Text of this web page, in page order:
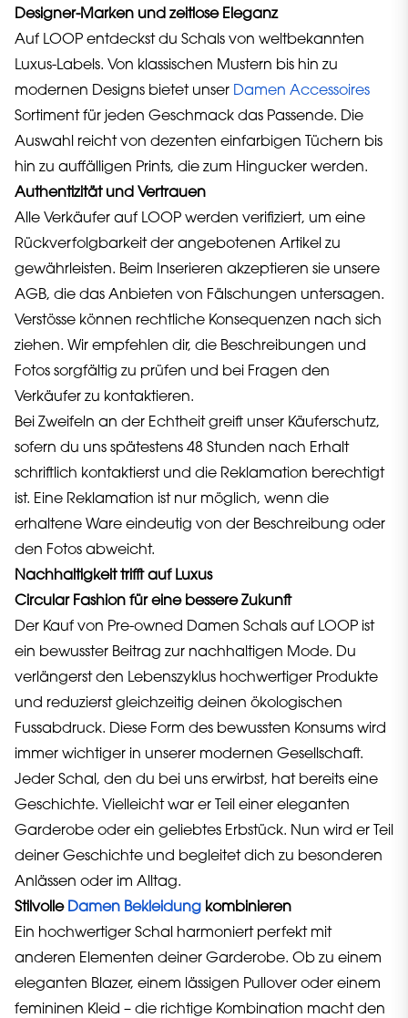
Designer-Marken und zeitlose Eleganz
Auf LOOP entdeckst du Schals von weltbekannten
Luxus-Labels. Von klassischen Mustern bis hin zu
modernen Designs bietet unser Damen Accessoires
Sortiment für jeden Geschmack das Passende. Die
Auswahl reicht von dezenten einfarbigen Tüchern bis
hin zu auffälligen Prints, die zum Hingucker werden.
Authentizität und Vertrauen
Alle Verkäufer auf LOOP werden verifiziert, um eine
Rückverfolgbarkeit der angebotenen Artikel zu
gewährleisten. Beim Inserieren akzeptieren sie unsere
AGB, die das Anbieten von Fälschungen untersagen.
Verstösse können rechtliche Konsequenzen nach sich
ziehen. Wir empfehlen dir, die Beschreibungen und
Fotos sorgfältig zu prüfen und bei Fragen den
Verkäufer zu kontaktieren.
Bei Zweifeln an der Echtheit greift unser Käuferschutz,
sofern du uns spätestens 48 Stunden nach Erhalt
schriftlich kontaktierst und die Reklamation berechtigt
ist. Eine Reklamation ist nur möglich, wenn die
erhaltene Ware eindeutig von der Beschreibung oder
den Fotos abweicht.
Nachhaltigkeit trifft auf Luxus
Circular Fashion für eine bessere Zukunft
Der Kauf von Pre-owned Damen Schals auf LOOP ist
ein bewusster Beitrag zur nachhaltigen Mode. Du
verlängerst den Lebenszyklus hochwertiger Produkte
und reduzierst gleichzeitig deinen ökologischen
Fussabdruck. Diese Form des bewussten Konsums wird
immer wichtiger in unserer modernen Gesellschaft.
Jeder Schal, den du bei uns erwirbst, hat bereits eine
Geschichte. Vielleicht war er Teil einer eleganten
Garderobe oder ein geliebtes Erbstück. Nun wird er Teil
deiner Geschichte und begleitet dich zu besonderen
Anlässen oder im Alltag.
Stilvolle Damen Bekleidung kombinieren
Ein hochwertiger Schal harmoniert perfekt mit
anderen Elementen deiner Garderobe. Ob zu einem
eleganten Blazer, einem lässigen Pullover oder einem
femininen Kleid – die richtige Kombination macht den